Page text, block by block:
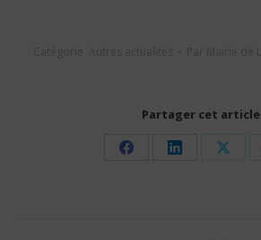
Partager cet article
Share
Share
Share